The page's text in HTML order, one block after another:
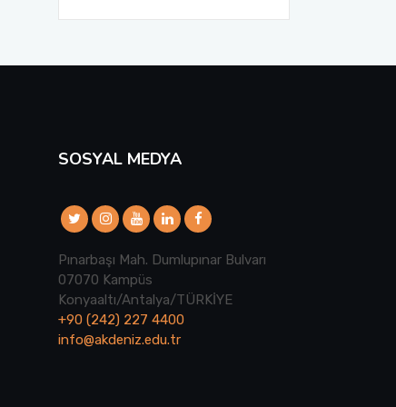
SOSYAL MEDYA
Pınarbaşı Mah. Dumlupınar Bulvarı
07070 Kampüs
Konyaaltı/Antalya/TÜRKİYE
+90 (242) 227 4400
info@akdeniz.edu.tr